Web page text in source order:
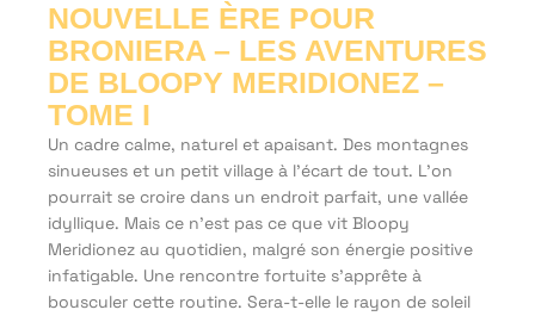
NOUVELLE ÈRE POUR
BRONIERA – LES AVENTURES
DE BLOOPY MERIDIONEZ –
TOME I
Un cadre calme, naturel et apaisant. Des montagnes
sinueuses et un petit village à l'écart de tout. L'on
pourrait se croire dans un endroit parfait, une vallée
idyllique. Mais ce n'est pas ce que vit Bloopy
Meridionez au quotidien, malgré son énergie positive
infatigable. Une rencontre fortuite s'apprête à
bousculer cette routine. Sera-t-elle le rayon de soleil